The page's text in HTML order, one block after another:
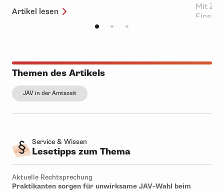
Artikel lesen
Mit
Themen des Artikels
JAV in der Amtszeit
Service & Wissen
Lesetipps zum Thema
Aktuelle Rechtsprechung
Praktikanten sorgen für unwirksame JAV-Wahl beim